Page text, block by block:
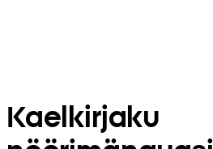
Kaelkirjaku